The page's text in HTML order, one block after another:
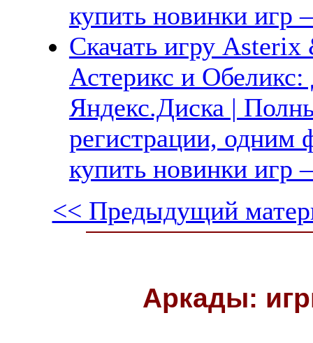
купить новинки
Скачать игру
Астерикс и
Яндекс.Диска |
регистрации, одним
купить новинки
<< Предыдущий
Аркады: